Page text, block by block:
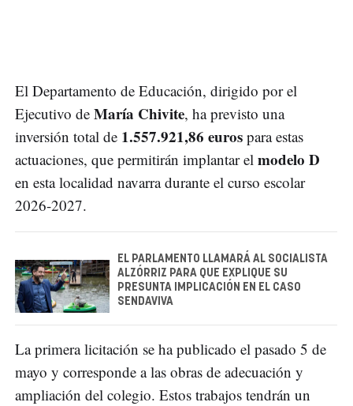
El Departamento de Educación, dirigido por el
Ejecutivo de María Chivite, ha previsto una
inversión total de 1.557.921,86 euros para estas
actuaciones, que permitirán implantar el modelo D
en esta localidad navarra durante el curso escolar
2026-2027.
EL PARLAMENTO LLAMARÁ AL SOCIALISTA
ALZÓRRIZ PARA QUE EXPLIQUE SU
PRESUNTA IMPLICACIÓN EN EL CASO
SENDAVIVA
La primera licitación se ha publicado el pasado 5 de
mayo y corresponde a las obras de adecuación y
ampliación del colegio. Estos trabajos tendrán un